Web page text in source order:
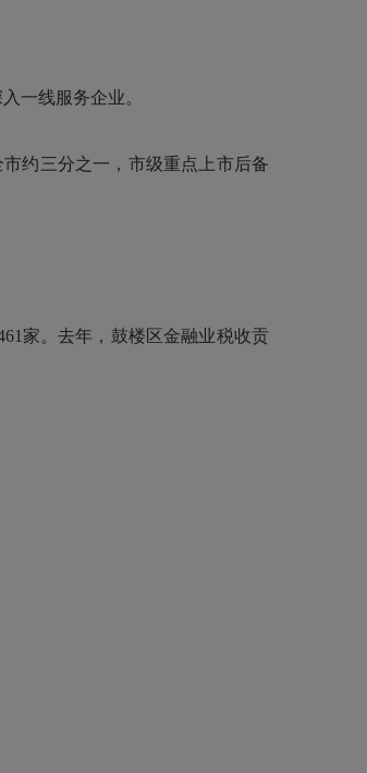
一线服务企业。
约三分之一，市级重点上市后备
家。去年，鼓楼区金融业税收贡